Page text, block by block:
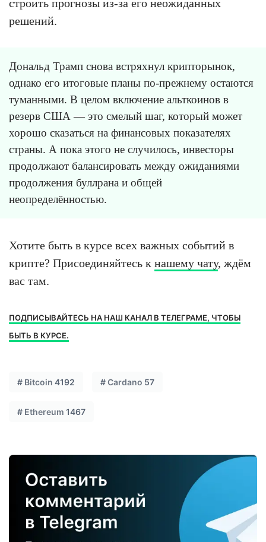
строить прогнозы из-за его неожиданных
решений.
Дональд Трамп снова встряхнул крипторынок,
однако его итоговые планы по-прежнему остаются
туманными. В целом включение альткоинов в
резерв США — это смелый шаг, который может
хорошо сказаться на финансовых показателях
страны. А пока этого не случилось, инвесторы
продолжают балансировать между ожиданиями
продолжения буллрана и общей
неопределённостью.
Хотите быть в курсе всех важных событий в
крипте? Присоединяйтесь к нашему чату, ждём
вас там.
ПОДПИСЫВАЙТЕСЬ НА НАШ КАНАЛ В ТЕЛЕГРАМЕ, ЧТОБЫ
БЫТЬ В КУРСЕ.
# Bitcoin 4192 #Cardano 57
# Ethereum 1467